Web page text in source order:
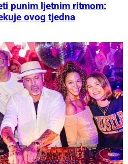
punim ljetnim ritmom:
ovog tjedna